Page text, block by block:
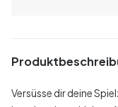
Versüsse dir deine